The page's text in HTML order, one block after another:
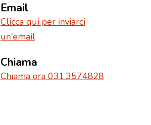
Email
Clicca qui per inviarci
un'email
Chiama
Chiama ora 031.3574828